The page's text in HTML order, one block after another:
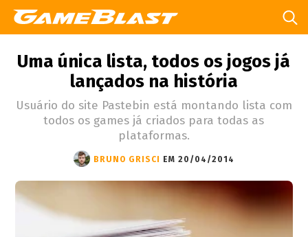
Uma única lista, todos os jogos já
lançados na história
Usuário do site Pastebin está montando lista com
todos os games já criados para todas as
plataformas.
BRUNO GRISCI EM 20/04/2014